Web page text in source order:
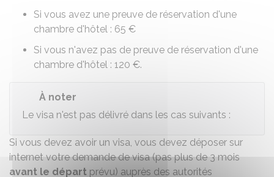
Si vous avez une preuve de réservation d'une
chambre d'hôtel : 65 €
Si vous n'avez pas de preuve de réservation d'une
chambre d'hôtel : 120 €.
À noter
Le visa n'est pas délivré dans les cas suivants :
Si vous devez avoir un visa, vous devez déposer sur
internet votre demande de visa (pas plus de 3 mois
avant le départ prévu) auprès des autorités